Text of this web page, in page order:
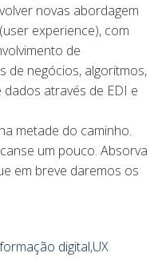
novas abordagem
experience), com
de
de negócios, algoritmos,
através de EDI e
metade do caminho.
um pouco. Absorva
em breve daremos os
digital,UX